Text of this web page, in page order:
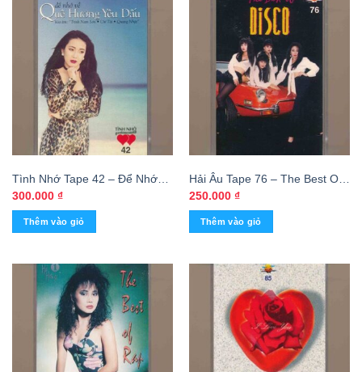
Tình Nhớ Tape 42 – Để Nhớ
Về Quê Hương Yêu Dấu
(KGTUS)
300.000 ₫
Thêm vào giỏ
Hải Âu Tape 76 – The Best Of
Disco (KGTUS)
250.000 ₫
Thêm vào giỏ